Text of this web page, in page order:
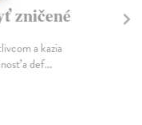
zničené
a kazia
a def...